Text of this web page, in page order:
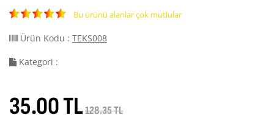
Bu ürünü alanlar çok mutlular
Ürün Kodu : TEKS008
Kategori :
35.00 TL128.35 TL